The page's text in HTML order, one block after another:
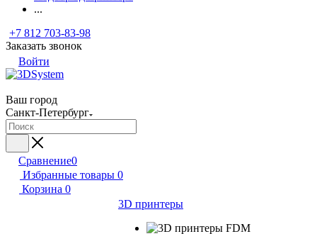
...
+7 812 703-83-98
Заказать звонок
Войти
Ваш город
Санкт-Петербург
Сравнение0
Избранные товары 0
Корзина 0
3D принтеры